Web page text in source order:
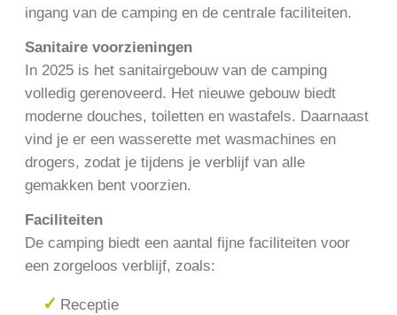
ingang van de camping en de centrale faciliteiten.
Sanitaire voorzieningen
In 2025 is het sanitairgebouw van de camping
volledig gerenoveerd. Het nieuwe gebouw biedt
moderne douches, toiletten en wastafels. Daarnaast
vind je er een wasserette met wasmachines en
drogers, zodat je tijdens je verblijf van alle
gemakken bent voorzien.
Faciliteiten
De camping biedt een aantal fijne faciliteiten voor
een zorgeloos verblijf, zoals:
Receptie